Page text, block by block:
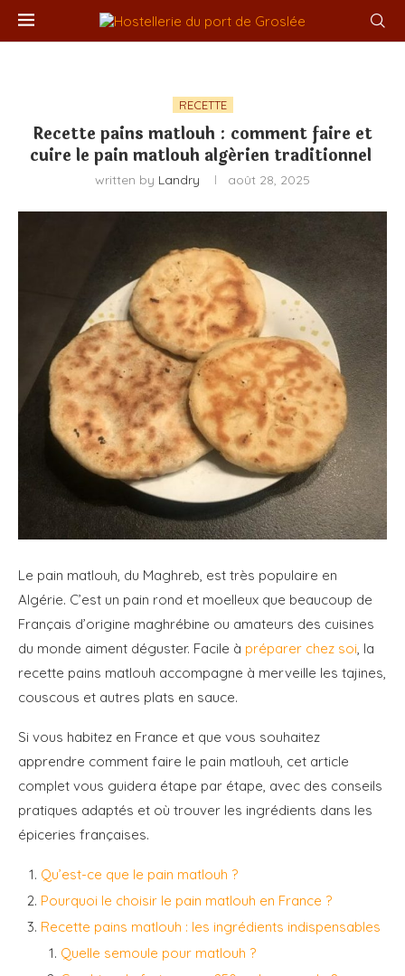
RECETTE
Recette pains matlouh : comment faire et
cuire le pain matlouh algérien traditionnel
written by Landry août 28, 2025
Le pain matlouh, du Maghreb, est très populaire en
Algérie. C’est un pain rond et moelleux que beaucoup de
Français d’origine maghrébine ou amateurs des cuisines
du monde aiment déguster. Facile à préparer chez soi , la
recette pains matlouh accompagne à merveille les tajines,
couscous et autres plats en sauce.
Si vous habitez en France et que vous souhaitez
apprendre comment faire le pain matlouh, cet article
complet vous guidera étape par étape, avec des conseils
pratiques adaptés et où trouver les ingrédients dans les
épiceries françaises.
Qu’est-ce que le pain matlouh ?
Pourquoi le choisir le pain matlouh en France ?
Recette pains matlouh : les ingrédients indispensables
Quelle semoule pour matlouh ?